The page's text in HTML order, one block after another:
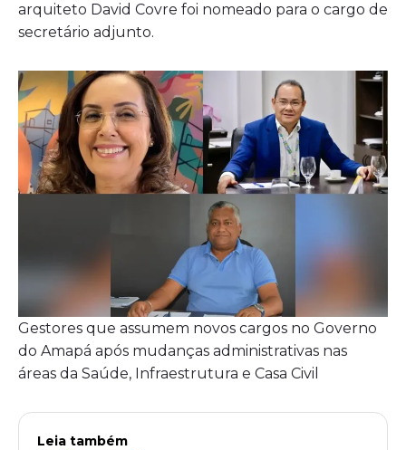
arquiteto David Covre foi nomeado para o cargo de
secretário adjunto.
Gestores que assumem novos cargos no Governo
do Amapá após mudanças administrativas nas
áreas da Saúde, Infraestrutura e Casa Civil
Leia também